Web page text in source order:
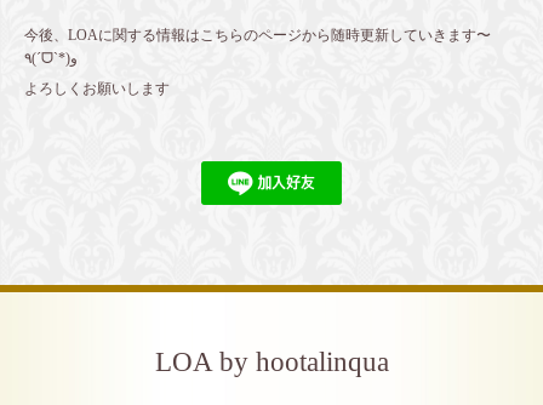
今後、LOAに関する情報はこちらのページから随時更新していきます〜
٩(ˊᗜˋ*)و
よろしくお願いします
LOA by hootalinqua